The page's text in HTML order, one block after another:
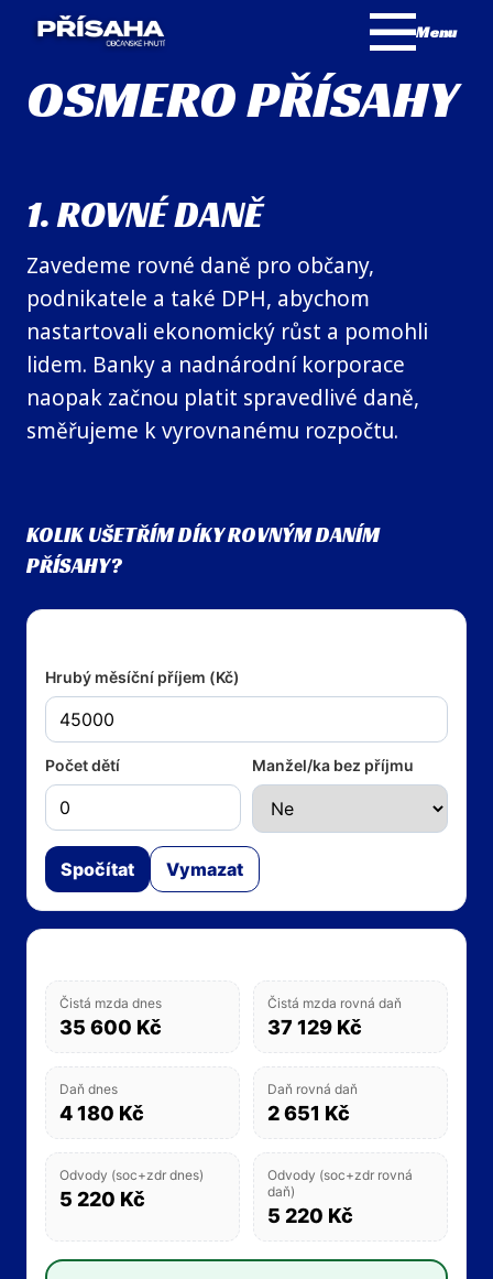
Menu
OSMERO PŘÍSAHY
1. ROVNÉ DANĚ
Zavedeme rovné daně pro občany,
podnikatele a také DPH, abychom
nastartovali ekonomický růst a pomohli
lidem. Banky a nadnárodní korporace
naopak začnou platit spravedlivé daně,
směřujeme k vyrovnanému rozpočtu.
KOLIK UŠETŘÍM DÍKY ROVNÝM DANÍM
PŘÍSAHY?
Hrubý měsíční příjem (Kč)
Počet dětí Manžel/ka bez příjmu
Spočítat Vymazat
Čistá mzda dnes
35 600 Kč
Čistá mzda rovná daň
37 129 Kč
Daň dnes
4 180 Kč
Daň rovná daň
2 651 Kč
Odvody (soc+zdr dnes)
5 220 Kč
Odvody (soc+zdr rovná
daň)
5 220 Kč